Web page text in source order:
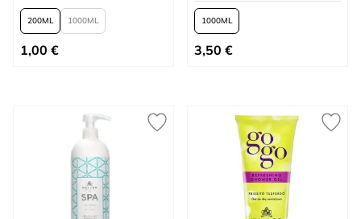
200 1000
Tan bajo como
1,00 €
1000
Tan bajo como
3,50 €